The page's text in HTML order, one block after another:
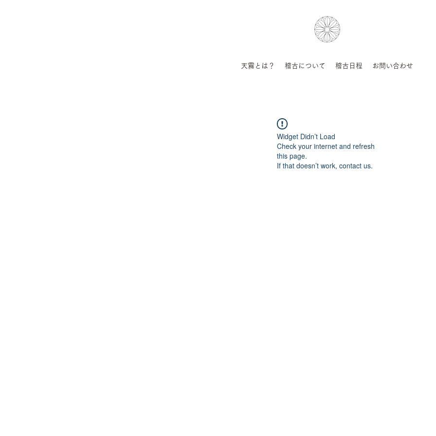
天霧とは？ 稽古について 稽古日程 お問い合わせ
Widget Didn’t Load
Check your internet and refresh
this page.
If that doesn’t work, contact us.